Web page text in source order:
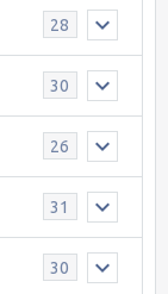
28
30
26
31
30